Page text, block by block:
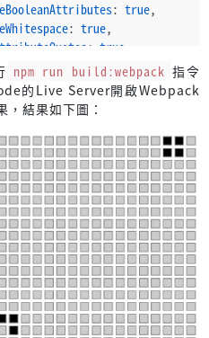
: true,
: true,
: true
: true,
: true ,
: true
: true,
: true,
: true,
: true,
: true,
,
({ filename: "./css/
npm run build:webpack 指令
的Live Server開啟Webpack
，結果如下圖：